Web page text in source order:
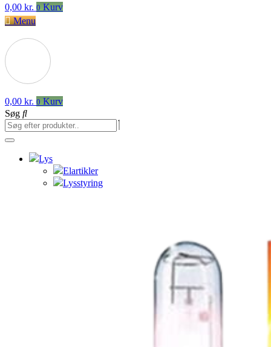
0,00 kr. 0 Kurv
Menu
0,00 kr. 0 Kurv
Søg
Lys
Elartikler
Lysstyring